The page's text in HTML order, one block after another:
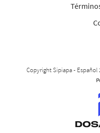
Copyright Sipiapa - Español